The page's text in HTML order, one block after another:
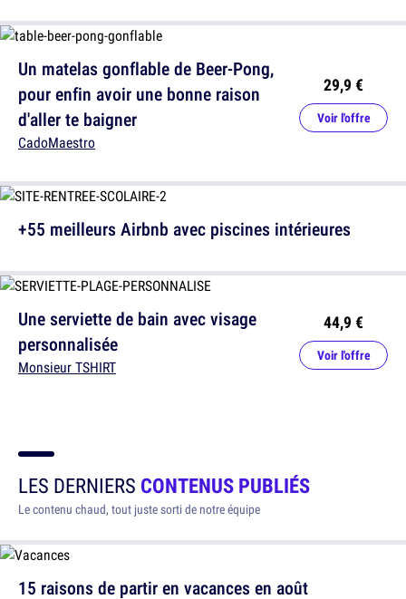
Un matelas gonflable de Beer-Pong,
pour enfin avoir une bonne raison
d'aller te baigner
CadoMaestro
29,9 €
Voir l'offre
Une serviette de bain avec visage
personnalisée
Monsieur TSHIRT
44,9 €
Voir l'offre
+55 meilleurs Airbnb avec piscines intérieures
LES DERNIERS CONTENUS PUBLIÉS
Le contenu chaud, tout juste sorti de notre équipe
15 raisons de partir en vacances en août